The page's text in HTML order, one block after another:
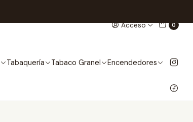
Acceso 0
Tabaquería Tabaco Granel Encendedores